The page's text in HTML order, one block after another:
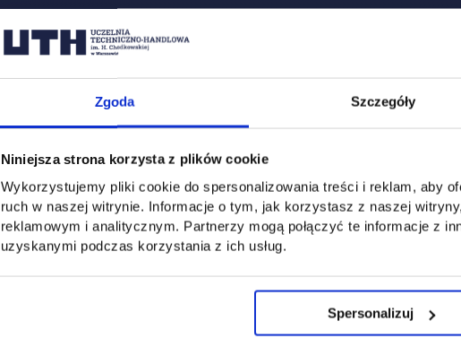
Zgoda Szczegóły
Niniejsza strona korzysta z plików cookie
Wykorzystujemy pliki cookie do spersonalizowania treści i reklam, aby
ruch w naszej witrynie. Informacje o tym, jak korzystasz z naszej
reklamowym i analitycznym. Partnerzy mogą połączyć te informacje z
uzyskanymi podczas korzystania z ich usług.
Spersonalizuj
Social & media
Filter network
All